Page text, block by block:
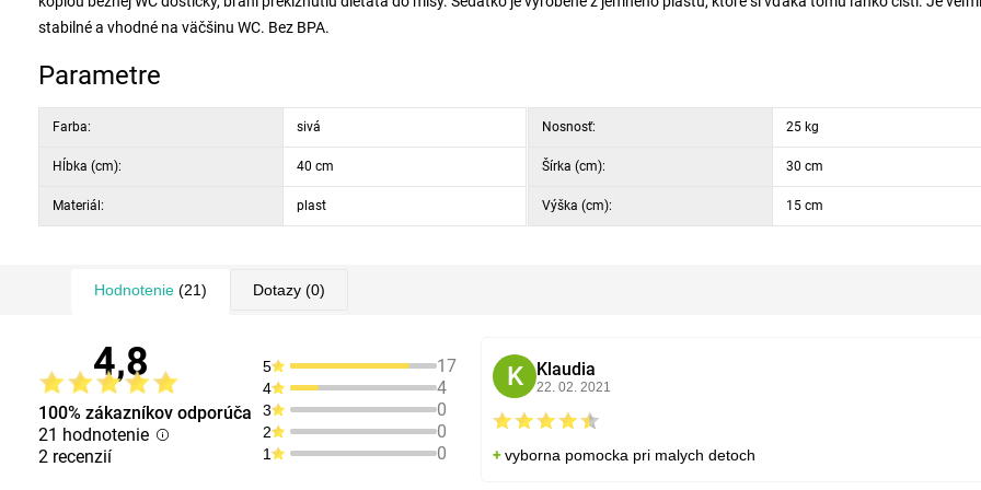
stabilné a vhodné na väčšinu WC. Bez BPA.
Parametre
Farba: sivá
Hĺbka (cm): 40 cm
Materiál: plast
Nosnosť: 25 kg
Šírka (cm): 30 cm
Výška (cm): 15 cm
Hodnotenie (21) Dotazy (0)
4,8
100% zákazníkov odporúča
21 hodnotenie
2 recenzií
5 17
4 4
3 0
2 0
1 0
K Klaudia
22. 02. 2021
vyborna pomocka pri malych detoch